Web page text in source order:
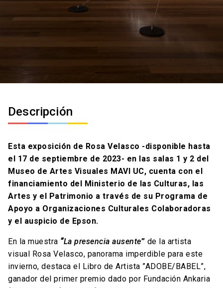
Descripción
Esta exposición de Rosa Velasco -disponible hasta
el 17 de septiembre de 2023- en las salas 1 y 2 del
Museo de Artes Visuales MAVI UC, cuenta con el
financiamiento del Ministerio de las Culturas, las
Artes y el Patrimonio a través de su Programa de
Apoyo a Organizaciones Culturales Colaboradoras
y el auspicio de Epson.
En la muestra “La presencia ausente” de la artista
visual Rosa Velasco, panorama imperdible para este
invierno, destaca el Libro de Artista ”ADOBE/BABEL”,
ganador del primer premio dado por Fundación Ankaria